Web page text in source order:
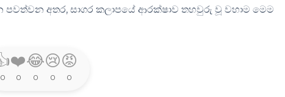
අතර, සාගර කලාපයේ ආරක්ෂාව තහවුරු වූ වහාම මෙම
0
❤️
0
😂
0
😢
0
😡
0